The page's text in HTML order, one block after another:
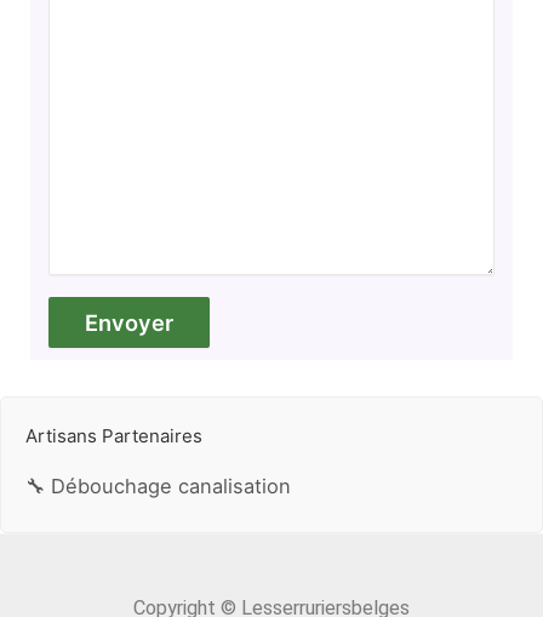
Artisans Partenaires
🔧 Débouchage canalisation
Copyright © Lesserruriersbelges